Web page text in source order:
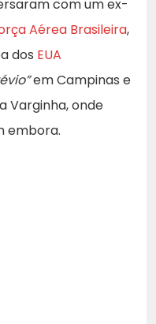
com um ex-
Aérea Brasileira,
dos EUA
em Campinas e
Varginha, onde
embora.